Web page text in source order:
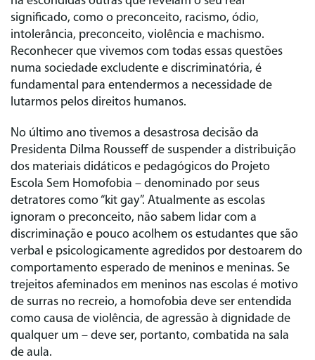
significado, como o preconceito, racismo, ódio,
intolerância, preconceito, violência e machismo.
Reconhecer que vivemos com todas essas questões
numa sociedade excludente e discriminatória, é
fundamental para entendermos a necessidade de
lutarmos pelos direitos humanos.
No último ano tivemos a desastrosa decisão da
Presidenta Dilma Rousseff de suspender a distribuição
dos materiais didáticos e pedagógicos do Projeto
Escola Sem Homofobia – denominado por seus
detratores como “kit gay”. Atualmente as escolas
ignoram o preconceito, não sabem lidar com a
discriminação e pouco acolhem os estudantes que são
verbal e psicologicamente agredidos por destoarem do
comportamento esperado de meninos e meninas. Se
trejeitos afeminados em meninos nas escolas é motivo
de surras no recreio, a homofobia deve ser entendida
como causa de violência, de agressão à dignidade de
qualquer um – deve ser, portanto, combatida na sala
de aula.